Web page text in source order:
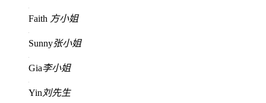
Faith 方小姐
Sunny张小姐
Gia李小姐
Yin 刘先生